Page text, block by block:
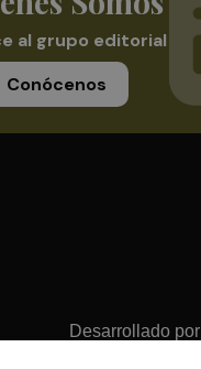
al grupo editorial
Conócenos
Desarrollado por